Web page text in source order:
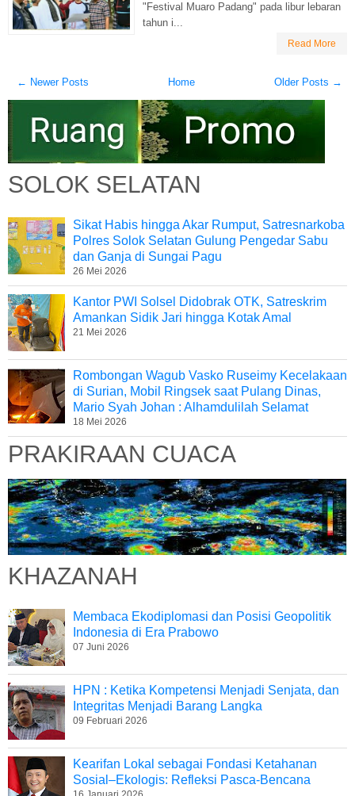
"Festival Muaro Padang" pada libur lebaran
tahun i...
Read More
← Newer Posts Older Posts →
Home
SOLOK SELATAN
Sikat Habis hingga Akar Rumput, Satresnarkoba
Polres Solok Selatan Gulung Pengedar Sabu
dan Ganja di Sungai Pagu
26 Mei 2026
Kantor PWI Solsel Didobrak OTK, Satreskrim
Amankan Sidik Jari hingga Kotak Amal
21 Mei 2026
Rombongan Wagub Vasko Ruseimy Kecelakaan
di Surian, Mobil Ringsek saat Pulang Dinas,
Mario Syah Johan : Alhamdulilah Selamat
18 Mei 2026
PRAKIRAAN CUACA
KHAZANAH
Membaca Ekodiplomasi dan Posisi Geopolitik
Indonesia di Era Prabowo
07 Juni 2026
HPN : Ketika Kompetensi Menjadi Senjata, dan
Integritas Menjadi Barang Langka
09 Februari 2026
Kearifan Lokal sebagai Fondasi Ketahanan
Sosial–Ekologis: Refleksi Pasca-Bencana